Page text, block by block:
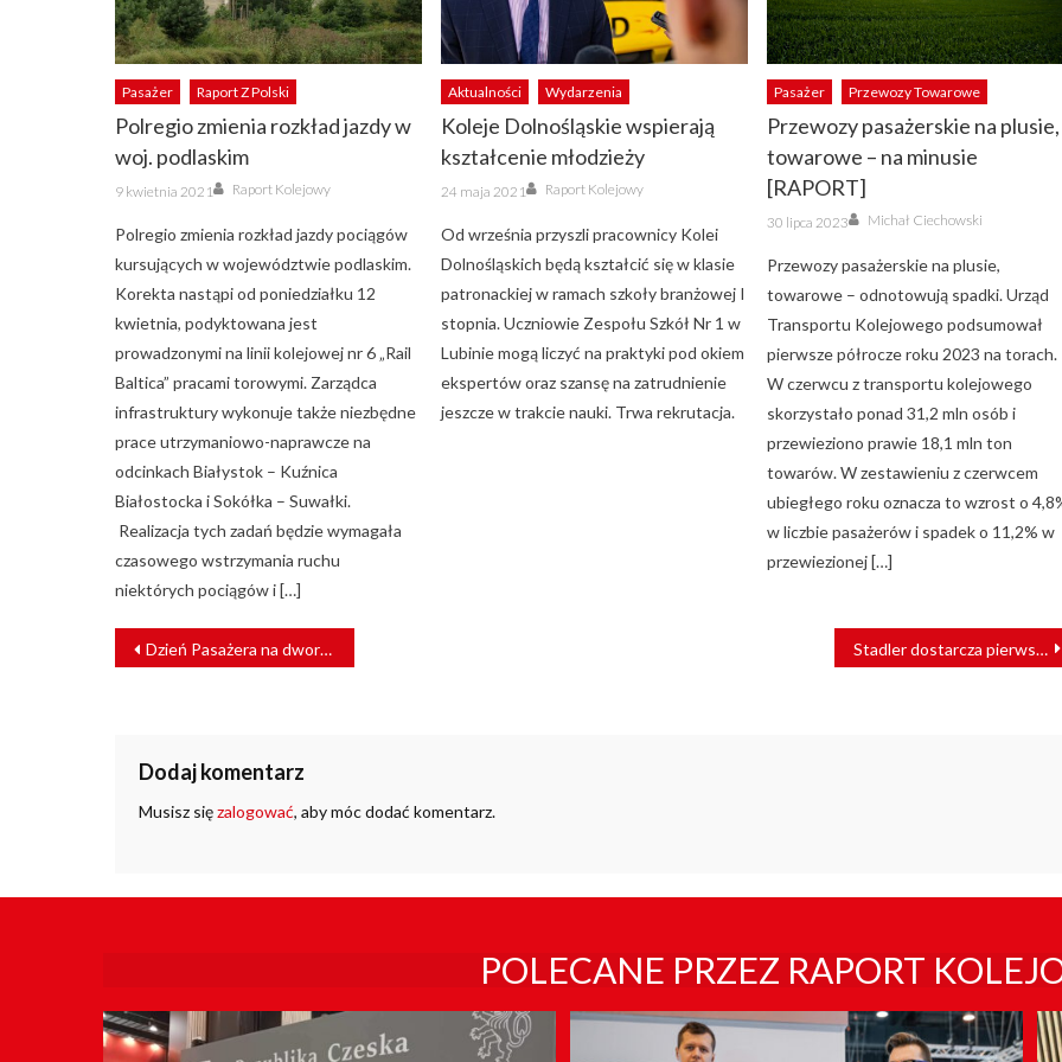
Pasażer Raport Z Polski
Polregio zmienia rozkład jazdy w
woj. podlaskim
Posted
on
9 kwietnia 2021 Author
Raport Kolejowy
Polregio zmienia rozkład jazdy pociągów
kursujących w województwie podlaskim.
Korekta nastąpi od poniedziałku 12
kwietnia, podyktowana jest
prowadzonymi na linii kolejowej nr 6 „Rail
Baltica” pracami torowymi. Zarządca
infrastruktury wykonuje także niezbędne
prace utrzymaniowo-naprawcze na
odcinkach Białystok – Kuźnica
Białostocka i Sokółka – Suwałki.
Realizacja tych zadań będzie wymagała
czasowego wstrzymania ruchu
niektórych pociągów i […]
Aktualności Wydarzenia
Koleje Dolnośląskie wspierają
kształcenie młodzieży
Posted
on
24 maja 2021 Author
Raport Kolejowy
Od września przyszli pracownicy Kolei
Dolnośląskich będą kształcić się w klasie
patronackiej w ramach szkoły branżowej I
stopnia. Uczniowie Zespołu Szkół Nr 1 w
Lubinie mogą liczyć na praktyki pod okiem
ekspertów oraz szansę na zatrudnienie
jeszcze w trakcie nauki. Trwa rekrutacja.
Pasażer Przewozy Towarowe
Przewozy pasażerskie na plusie,
towarowe – na minusie
[RAPORT]
Posted
on
30 lipca 2023 Author
Michał Ciechowski
Przewozy pasażerskie na plusie,
towarowe – odnotowują spadki. Urząd
Transportu Kolejowego podsumował
pierwsze półrocze roku 2023 na torach.
W czerwcu z transportu kolejowego
skorzystało ponad 31,2 mln osób i
przewieziono prawie 18,1 mln ton
towarów. W zestawieniu z czerwcem
ubiegłego roku oznacza to wzrost o
w liczbie pasażerów i spadek o 11,2% w
przewiezionej […]
NAWIGACJA
WPISU
Dzień Pasażera na dworcu Warszawa Centralna Stadler dostarcza pierwszy nowoczesny pociąg Mont-Blanc Express
Dodaj komentarz
Musisz sięzalogować, aby móc dodać komentarz.
POLECANE PRZEZ RAPORT